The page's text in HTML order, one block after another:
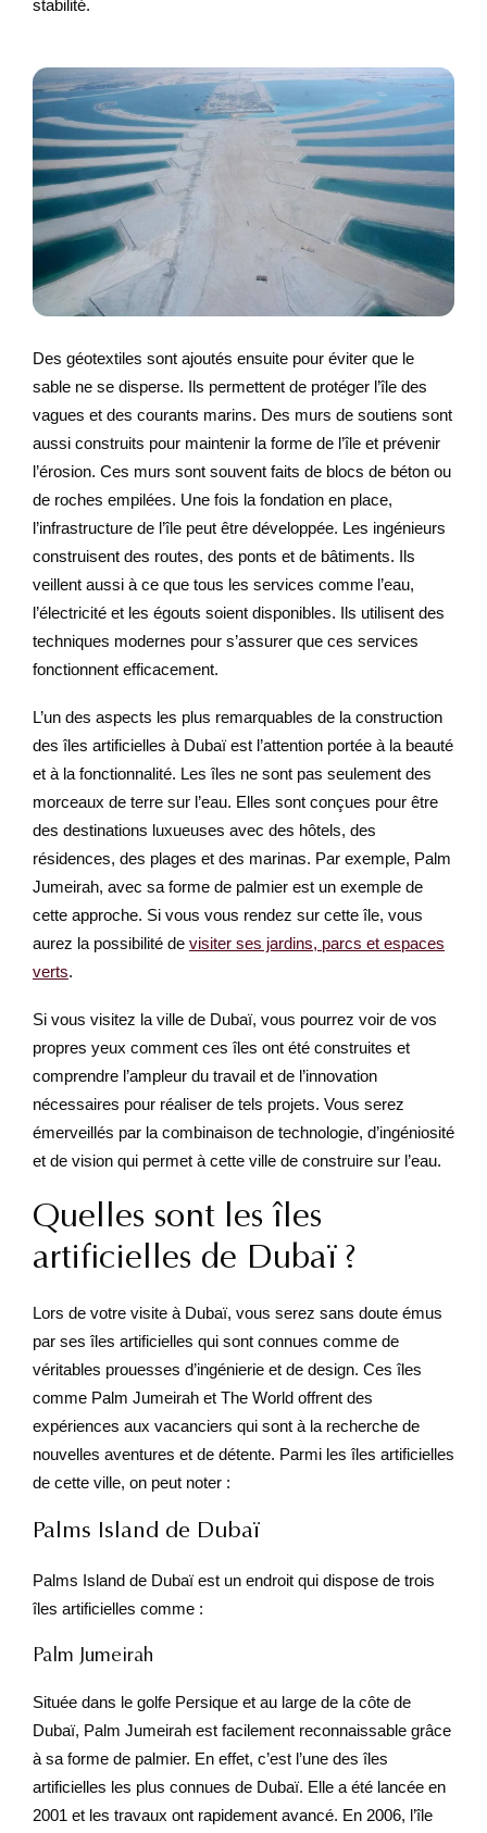
stabilité.
Des géotextiles sont ajoutés ensuite pour éviter que le
sable ne se disperse. Ils permettent de protéger l’île des
vagues et des courants marins. Des murs de soutiens sont
aussi construits pour maintenir la forme de l’île et prévenir
l’érosion. Ces murs sont souvent faits de blocs de béton ou
de roches empilées. Une fois la fondation en place,
l’infrastructure de l’île peut être développée. Les ingénieurs
construisent des routes, des ponts et de bâtiments. Ils
veillent aussi à ce que tous les services comme l’eau,
l’électricité et les égouts soient disponibles. Ils utilisent des
techniques modernes pour s’assurer que ces services
fonctionnent efficacement.
L’un des aspects les plus remarquables de la construction
des îles artificielles à Dubaï est l’attention portée à la beauté
et à la fonctionnalité. Les îles ne sont pas seulement des
morceaux de terre sur l’eau. Elles sont conçues pour être
des destinations luxueuses avec des hôtels, des
résidences, des plages et des marinas. Par exemple, Palm
Jumeirah, avec sa forme de palmier est un exemple de
cette approche. Si vous vous rendez sur cette île, vous
aurez la possibilité de visiter ses jardins, parcs et espaces
verts.
Si vous visitez la ville de Dubaï, vous pourrez voir de vos
propres yeux comment ces îles ont été construites et
comprendre l’ampleur du travail et de l’innovation
nécessaires pour réaliser de tels projets. Vous serez
émerveillés par la combinaison de technologie, d’ingéniosité
et de vision qui permet à cette ville de construire sur l’eau.
Quelles sont les îles
artificielles de Dubaï ?
Lors de votre visite à Dubaï, vous serez sans doute émus
par ses îles artificielles qui sont connues comme de
véritables prouesses d’ingénierie et de design. Ces îles
comme Palm Jumeirah et The World offrent des
expériences aux vacanciers qui sont à la recherche de
nouvelles aventures et de détente. Parmi les îles artificielles
de cette ville, on peut noter :
Palms Island de Dubaï
Palms Island de Dubaï est un endroit qui dispose de trois
îles artificielles comme :
Palm Jumeirah
Située dans le golfe Persique et au large de la côte de
Dubaï, Palm Jumeirah est facilement reconnaissable grâce
à sa forme de palmier. En effet, c’est l’une des îles
artificielles les plus connues de Dubaï. Elle a été lancée en
2001 et les travaux ont rapidement avancé. En 2006, l’île